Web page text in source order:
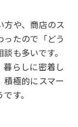
方や、商店のス
たので「どう
も多いです。
らしに密着し
極的にスマー
す。